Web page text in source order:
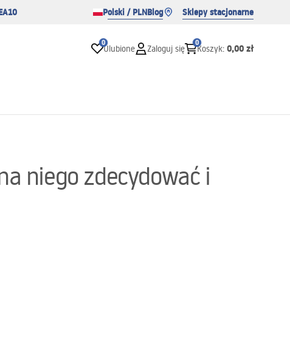
Polski / PLNBlog Sklepy stacjonarne
0
Ulubione Zaloguj się
0
Koszyk: 0,00 zł
niego zdecydować i